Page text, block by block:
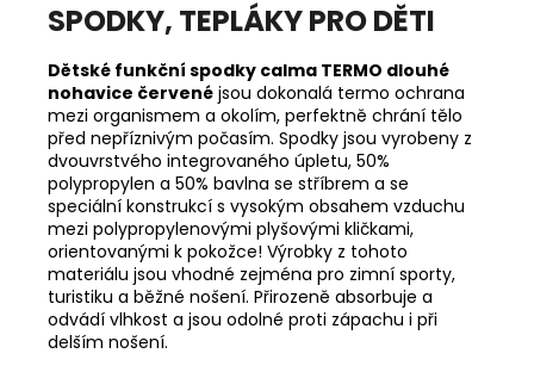
SPODKY, TEPLÁKY PRO DĚTI
Dětské funkční spodky calma TERMO dlouhé
nohavice červené jsou dokonalá termo ochrana
mezi organismem a okolím, perfektně chrání tělo
před nepříznivým počasím. Spodky jsou vyrobeny z
dvouvrstvého integrovaného úpletu, 50%
polypropylen a 50% bavlna se stříbrem a se
speciální konstrukcí s vysokým obsahem vzduchu
mezi polypropylenovými plyšovými kličkami,
orientovanými k pokožce! Výrobky z tohoto
materiálu jsou vhodné zejména pro zimní sporty,
turistiku a běžné nošení. Přirozeně absorbuje a
odvádí vlhkost a jsou odolné proti zápachu i při
delším nošení.